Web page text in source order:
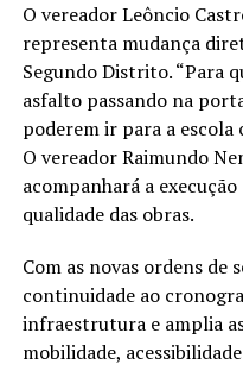
O vereador Leôncio
representa mudança
Segundo Distrito. “Para
asfalto passando na
poderem ir para a escola
O vereador Raimundo
acompanhará a
qualidade das obras.
Com as novas ordens de
continuidade ao
infraestrutura e amplia
mobilidade,